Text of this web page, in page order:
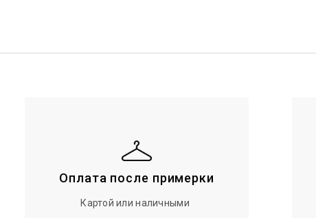
Оплата после примерки
Картой или наличными